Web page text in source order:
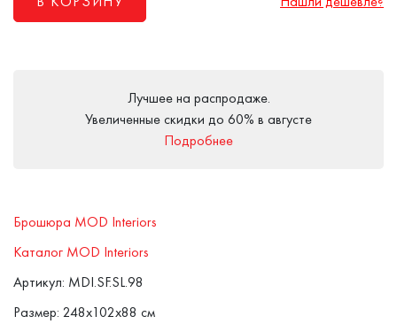
Лучшее на распродаже.
Увеличенные скидки до 60% в августе
Подробнее
Брошюра MOD Interiors
Каталог MOD Interiors
Артикул: MDI.SF.SL.98
Размер: 248x102x88 см